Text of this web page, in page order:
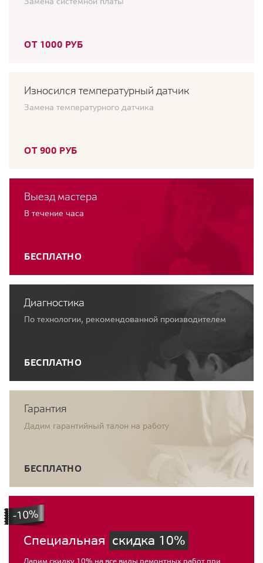
ОТ 1000 РУБ
Износился температурный датчик
Замена температурного датчика
ОТ 900 РУБ
Выезд мастера
В течение часа
БЕСПЛАТНО
Диагностика
По технологии, рекомендованной производителем
БЕСПЛАТНО
Гарантия
Дадим гарантийный талон на работу
БЕСПЛАТНО
Специальная скидка 10%
Дарим скидку 10% на все виды ремонтных работ при